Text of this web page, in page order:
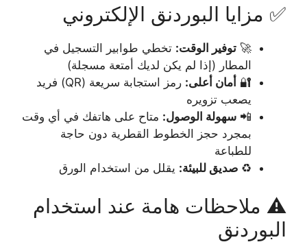
✅ مزايا البوردنق الإلكتروني
🚀 توفير الوقت: تخطي طوابير التسجيل في
المطار (إذا لم يكن لديك أمتعة مسجلة)
🔐 أمان أعلى:
رمز استجابة سريعة (QR) فريد
يصعب تزويره
📲 سهولة الوصول: متاح على هاتفك في أي وقت
بمجرد حجز الخطوط القطرية دون حاجة
للطباعة
♻️ صديق للبيئة: يقلل من استخدام الورق
⚠️ ملاحظات هامة عند استخدام
البوردنق